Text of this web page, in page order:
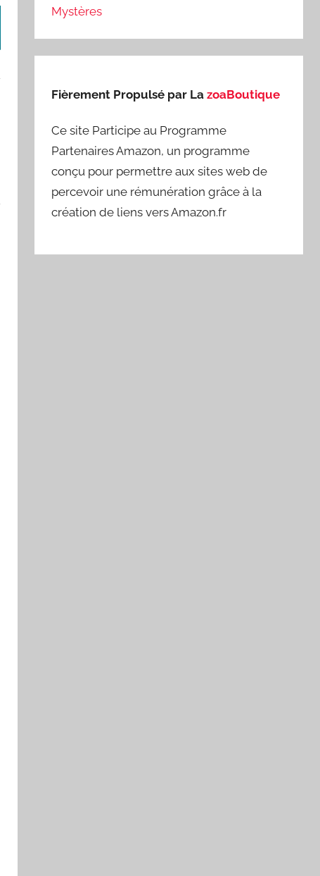
Mystères
Fièrement Propulsé par La zoaBoutique
Ce site Participe au Programme
Partenaires Amazon, un programme
conçu pour permettre aux sites web de
percevoir une rémunération grâce à la
création de liens vers Amazon.fr